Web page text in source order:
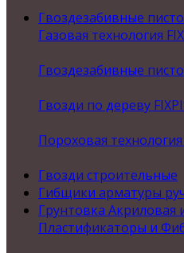
Гвоздезабивные
Газовая технология
Гвоздезабивные
Гвозди по дереву
Пороховая технология
Гвозди строительные
Гибщики арматуры
Грунтовка Акриловая
Пластификаторы и